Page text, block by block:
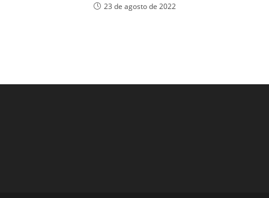
23 de agosto de 2022